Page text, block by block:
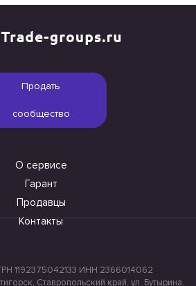
Продать
сообщество
О сервисе
Гарант
Продавцы
Контакты
1192375042133 ИНН 2366014062
Ставропольский край, ул. Бутырина,